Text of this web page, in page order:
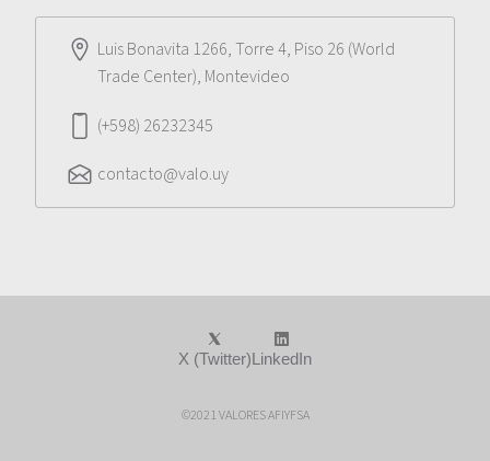
Luis Bonavita 1266, Torre 4, Piso 26 (World
Trade Center), Montevideo
(+598) 26232345
contacto@valo.uy
©2021 VALORES AFIYFSA
X (Twitter)LinkedIn